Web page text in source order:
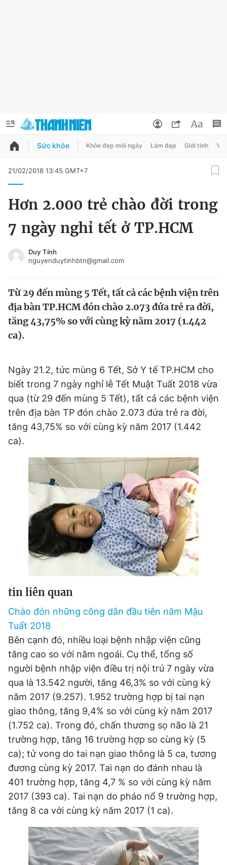
QUẢNG CÁO ĐẶT BÁO
Chào ngày mới Tin 24h
Tin thị trường Tin 360
Video Magazine
Tiện ích Bạn cần biết
Thông tin tòa soạn Liên hệ quảng cáo
Đọc Thanh Niên trên điện thoại
Theo dõi báo trên
0906 645 777
Đặt báo Quảng cáo RSS Chính sách bảo
Tổng biên tập: Nguyễn Ngọc Toàn
Phó tổng biên tập thường trực: Hải Thành
Phó tổng biên tập: Lâm Hiếu Dũng
Phó tổng biên tập: Trần Việt Hưng
Tổng thư ký tòa soạn: Đức Trung
Giấy phép xuất bản số 110/GP - BTTTT cấp ngày 24.3.2020
© 2003-2026 Bản quyền thuộc về Báo Thanh Niên. Cấm sao
chép dưới mọi hình thức nếu không có sự chấp thuận bằng văn
bản. Phát triển bởi ePi Technologies, JSC.
Đổi mật khẩu
Tin đã lưu
Tin đã xem
Sức khỏe Khỏe đẹp mỗi ngày Làm đẹp Giới tính Y
21/02/2018 13:45 GMT+7
Hơn 2.000 trẻ chào đời trong
7 ngày nghỉ tết ở TP.HCM
Duy Tính
nguyenduytinhbtn@gmail.com
Từ 29 đến mùng 5 Tết, tất cả các bệnh viện trên
địa bàn TP.HCM đón chào 2.073 đứa trẻ ra đời,
tăng 43,75% so với cùng kỳ năm 2017 (1.442
ca).
Ngày 21.2, tức mùng 6 Tết, Sở Y tế TP.HCM cho
biết trong 7 ngày nghỉ lễ Tết Muật Tuất 2018 vừa
qua (từ 29 đến mùng 5 Tết), tất cả các bệnh viện
trên địa bàn TP đón chào 2.073 đứa trẻ ra đời,
tăng 43,75% so với cùng kỳ năm 2017 (1.442
ca).
tin liên quan
Chào đón những công dân đầu tiên năm Mậu
Tuất 2018
Bên cạnh đó, nhiều loại bệnh nhập viện cũng
tăng cao so với năm ngoái. Cụ thể, tổng số
người bệnh nhập viện điều trị nội trú 7 ngày vừa
qua là 13.542 người, tăng 46,3% so với cùng kỳ
năm 2017 (9.257). 1.952 trường hợp bị tai nạn
giao thông, tăng 9,4% so với cùng kỳ năm 2017
(1.752 ca). Trong đó, chấn thương sọ não là 21
trường hợp, tăng 16 trường hợp so cùng kỳ (5
ca); tử vong do tai nạn giao thông là 5 ca, tương
đương cùng kỳ 2017. Tai nạn do đánh nhau là
401 trường hợp, tăng 4,7 % so với cùng kỳ năm
2017 (393 ca). Tai nạn do pháo nổ 9 trường hợp,
tăng 8 ca với cùng kỳ năm 2017 (1 ca).